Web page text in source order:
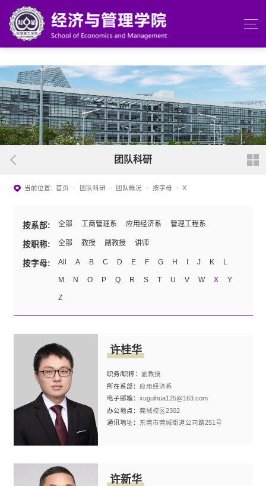
beats365(中国区)-唯一官方网站
团队科研
当前位置: 首页 - 团队科研 - 团队概况 - 按字母 - X
按系部: 全部 工商管理系 应用经济系 管理工程系
按职称: 全部 教授 副教授 讲师
按字母: All A B C D E F G H I J K L
M N O P Q R S T U V W X Y
Z
许桂华
职务/职称： 副教授
所在系部： 应用经济系
电子邮箱： xuguihua125@163.com
办公地点： 莞城校区2302
通讯地址： 东莞市莞城街道公司路251号
许新华